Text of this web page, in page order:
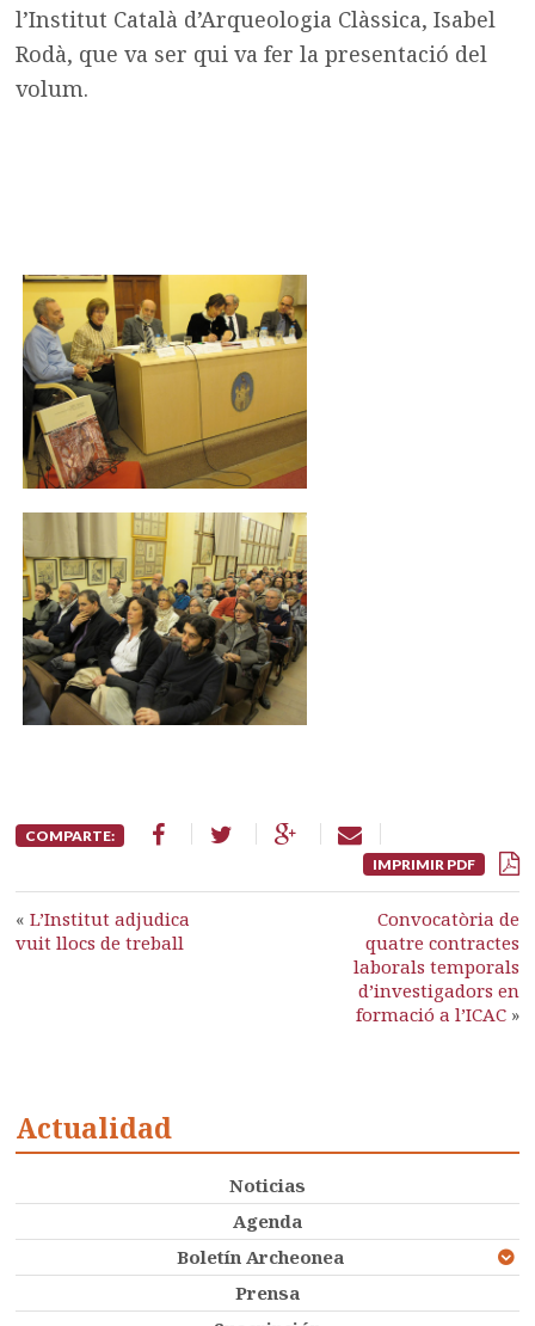
l’Institut Català d’Arqueologia Clàssica, Isabel
Rodà, que va ser qui va fer la presentació del
volum.
COMPARTE:
IMPRIMIR PDF
«L’Institut adjudica
vuit llocs de treball
Convocatòria de
quatre contractes
laborals temporals
d’investigadors en
formació a l’ICAC»
Actualidad
Noticias
Agenda
Boletín Archeonea
Prensa